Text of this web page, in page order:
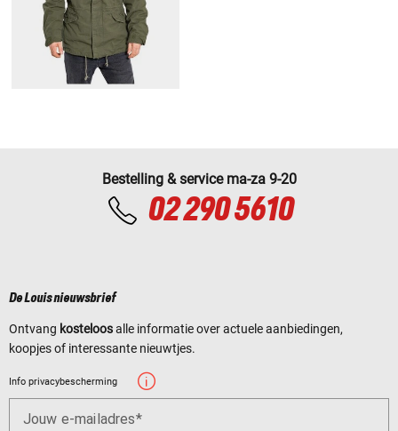
Bestelling & service ma-za 9-20
02 290 5610
De Louis nieuwsbrief
Ontvang kosteloosalle informatie over actuele aanbiedingen,
koopjes of interessante nieuwtjes.
Info privacybescherming
Jouw e-mailadres